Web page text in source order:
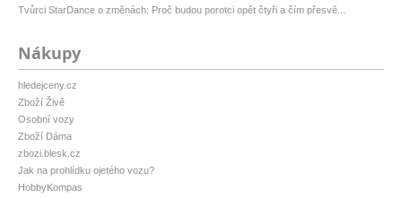
Tvůrci StarDance o změnách: Proč budou porotci opět čtyři a čím přesvě...
Nákupy
hledejceny.cz
Zboží Živě
Osobní vozy
Zboží Dáma
zbozi.blesk.cz
Jak na prohlídku ojetého vozu?
HobbyKompas